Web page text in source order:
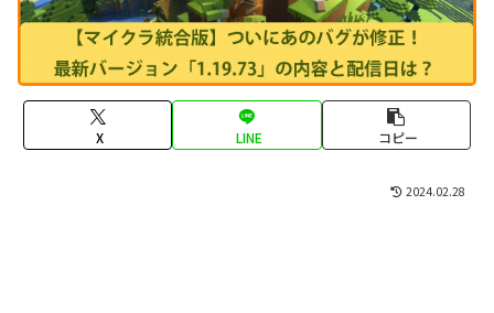
X LINE コピー
2024.02.28